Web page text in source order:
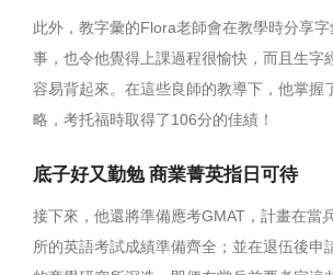
此外，教字彙的Flora老師會在教學時分享
事，也令他覺得上課過程很愉快，而且生字
容易背起來。在這些良師的教導下，他掌握
略，考托福時取得了106分的佳績！
底子好又勤勉 商業菁英指日可待
接下來，他還將準備應考GMAT，計畫在當
所的英語考試成績準備齊全；並在退伍後申